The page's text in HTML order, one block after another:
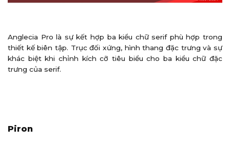
Anglecia Pro là sự kết hợp ba kiểu chữ serif phù hợp trong
thiết kế biên tập. Trục đối xứng, hình thang đặc trưng và sự
khác biệt khi chỉnh kích cỡ tiêu biểu cho ba kiểu chữ đặc
trưng của serif.
Piron